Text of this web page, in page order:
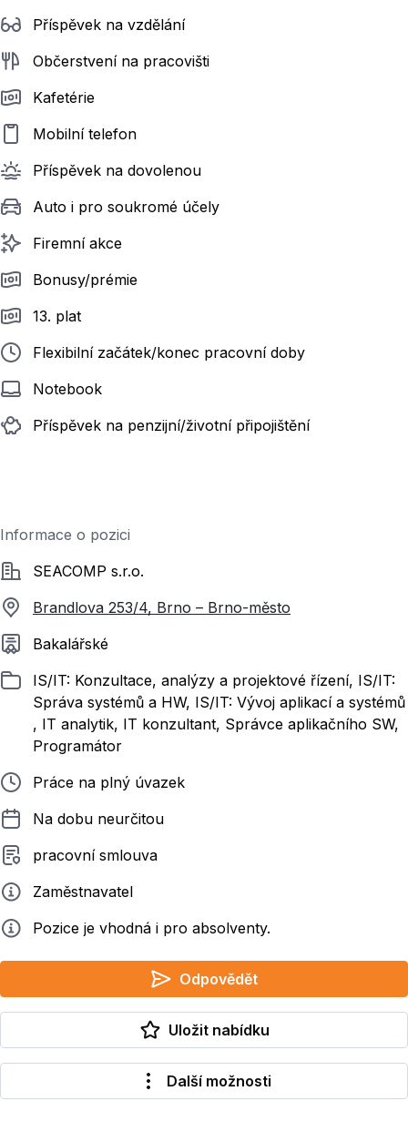
Příspěvek na vzdělání
Občerstvení na pracovišti
Kafetérie
Mobilní telefon
Příspěvek na dovolenou
Auto i pro soukromé účely
Firemní akce
Bonusy/prémie
13. plat
Flexibilní začátek/konec pracovní doby
Notebook
Příspěvek na penzijní/životní připojištění
Informace o pozici
SpolečnostSEACOMP s.r.o.
Brandlova 253/4, Brno – Brno-město
Požadované vzdělání
Bakalářské
ZařazenoIS/IT: Konzultace, analýzy a projektové řízení, IS/IT:
Správa systémů a HW, IS/IT: Vývoj aplikací a systémů
, IT analytik, IT konzultant, Správce aplikačního SW,
Programátor
Typ pracovního poměru
Práce na plný úvazek
Délka pracovního poměru
Na dobu neurčitou
Typ smluvního vztahu
pracovní smlouva
ZadavatelZaměstnavatel
Info Pozice je vhodná i pro absolventy.
Odpovědět
Uložit nabídku
Další možnosti